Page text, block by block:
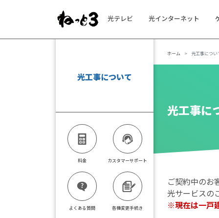
メインナビゲーション
光テレビ 光インターネット
ホーム 光工事につい
光工事に
ご契約中の
光サービスの
※現在は一戸
光工事について
料金 カスタマーサポート
よくある質問 各種変更手続き